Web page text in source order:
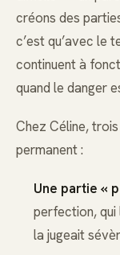
créons des
c’est qu’avec le
continuent à
quand le danger
Chez Céline,
permanent :
Une partie «
perfection, qui
la jugeait